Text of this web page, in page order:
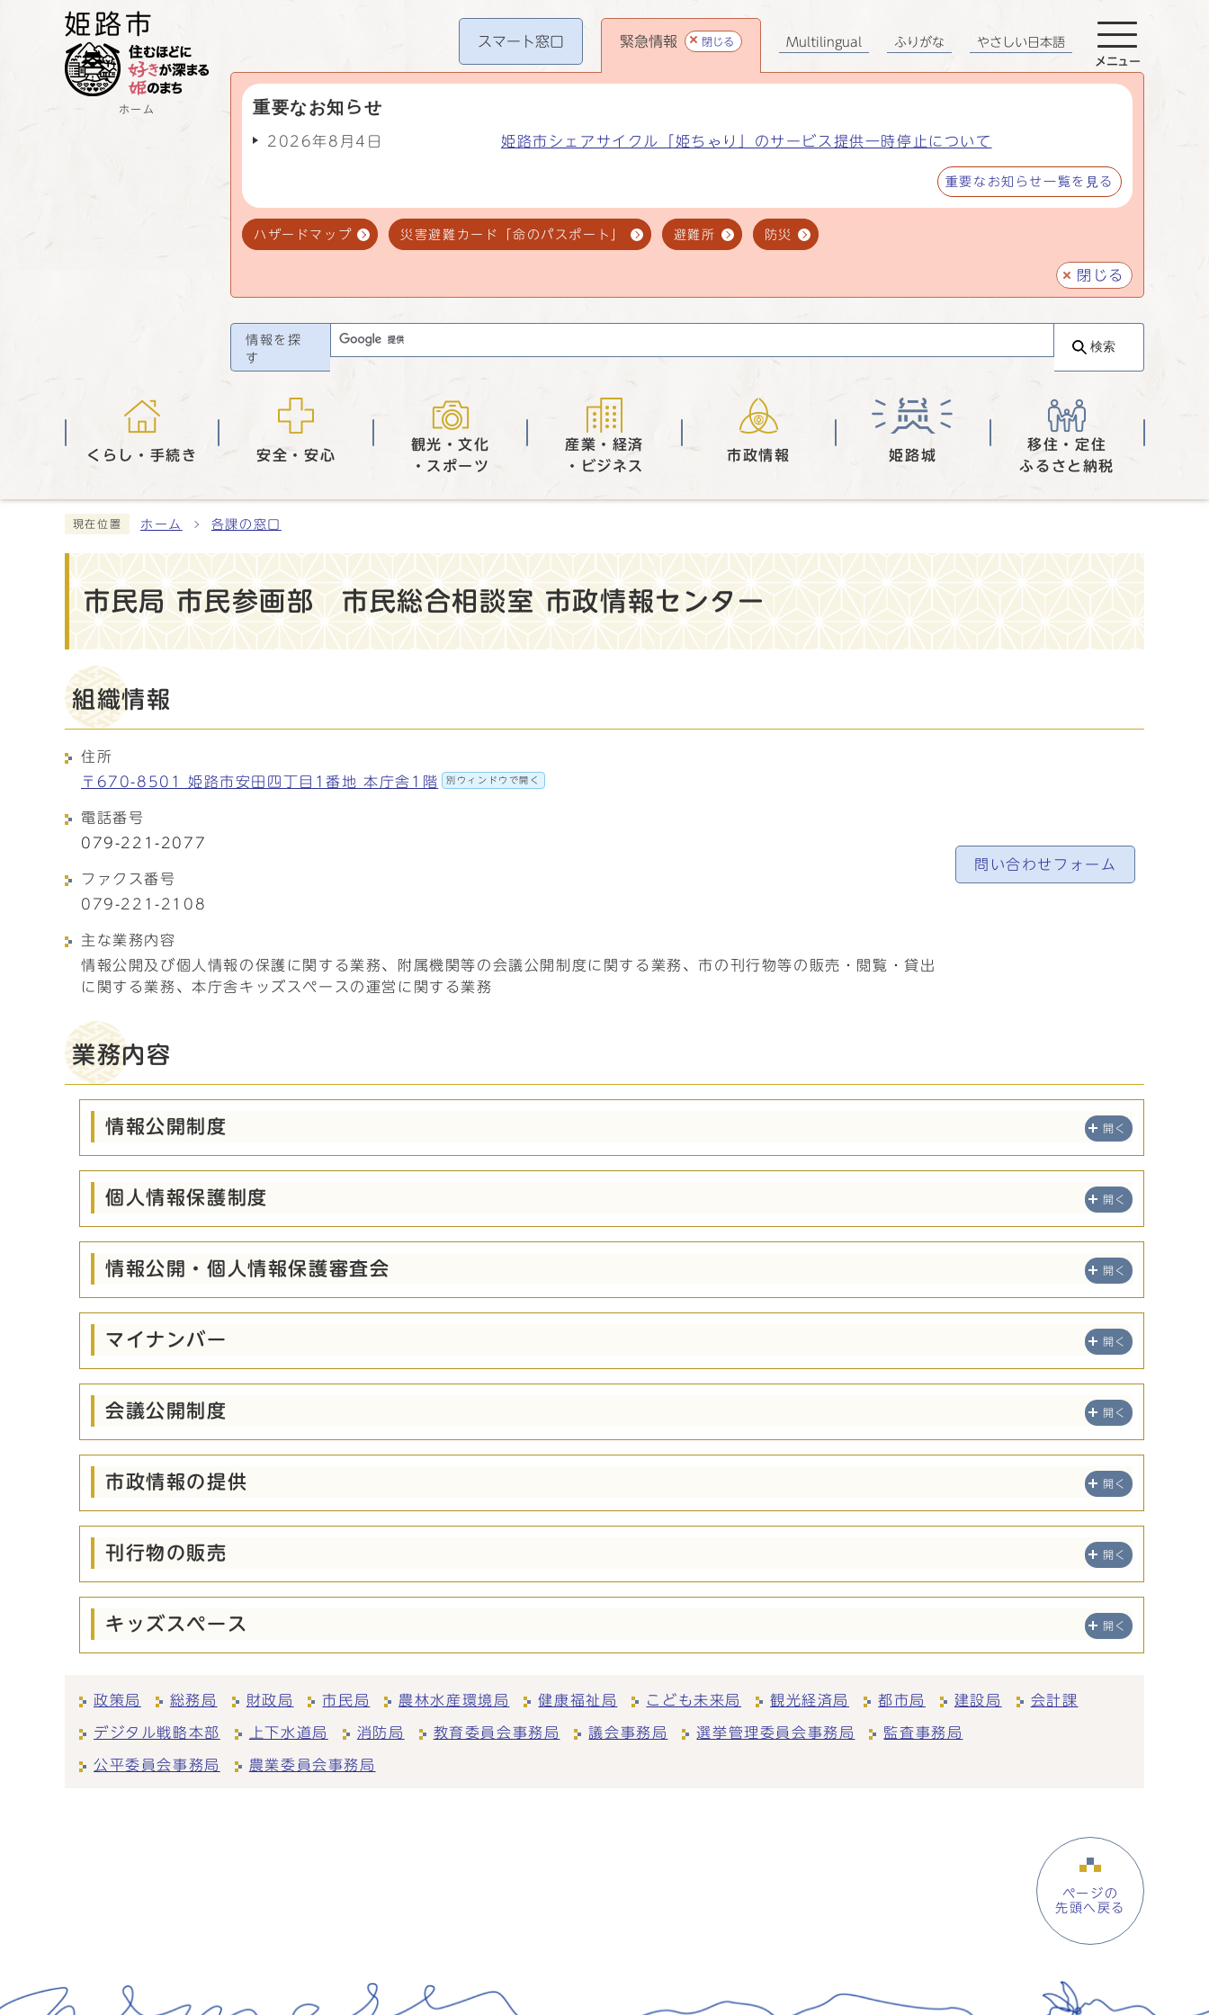
ホーム
スマート窓口 緊急情報 閉じる
重要なお知らせ
2026年8月4日 姫路市シェアサイクル「姫ちゃり」のサービス提供一時停止について
重要なお知らせ一覧を見る
ハザードマップ 災害避難カード「命のパスポート」 避難所 防災
閉じる
Multilingual ふりがな やさしい日本語
メニュー
情報を探
す
検索
くらし・手続き 安全・安心
観光・文化
・スポーツ
産業・経済
・ビジネス
市政情報 姫路城
移住・定住
ふるさと納税
現在位置 ホーム 各課の窓口
市民局 市民参画部 市民総合相談室 市政情報センター
組織情報
住所
〒670-8501 姫路市安田四丁目1番地 本庁舎1階
別ウィンドウで開く
電話番号
079-221-2077
ファクス番号
079-221-2108
主な業務内容
情報公開及び個人情報の保護に関する業務、附属機関等の会議公開制度に関する業務、市の刊行物等の販売・閲覧・貸出
に関する業務、本庁舎キッズスペースの運営に関する業務
問い合わせフォーム
業務内容
情報公開制度 開く
個人情報保護制度 開く
情報公開・個人情報保護審査会 開く
マイナンバー 開く
会議公開制度 開く
市政情報の提供 開く
刊行物の販売 開く
キッズスペース 開く
政策局 総務局 財政局 市民局 農林水産環境局 健康福祉局 こども未来局 観光経済局 都市局 建設局 会計課
デジタル戦略本部 上下水道局 消防局 教育委員会事務局 議会事務局 選挙管理委員会事務局 監査事務局
公平委員会事務局 農業委員会事務局
ページの
先頭へ戻る